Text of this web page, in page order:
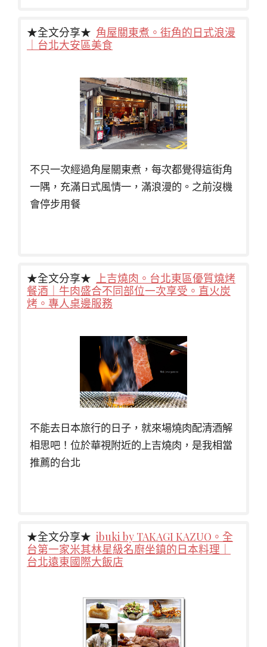
★全文分享★ 角屋關東煮。街角的日式浪漫
｜台北大安區美食
不只一次經過角屋關東煮，每次都覺得這街角
一隅，充滿日式風情一，滿浪漫的。之前沒機
會停步用餐
★全文分享★
上吉燒肉。台北東區優質燒烤
餐酒｜牛肉盛合不同部位一次享受。直火炭
烤。專人桌邊服務
不能去日本旅行的日子，就來場燒肉配清酒解
相思吧！位於華視附近的上吉燒肉，是我相當
推薦的台北
★全文分享★ ibuki by TAKAGI KAZUO。全
台第一家米其林星級名廚坐鎮的日本料理｜
台北遠東國際大飯店